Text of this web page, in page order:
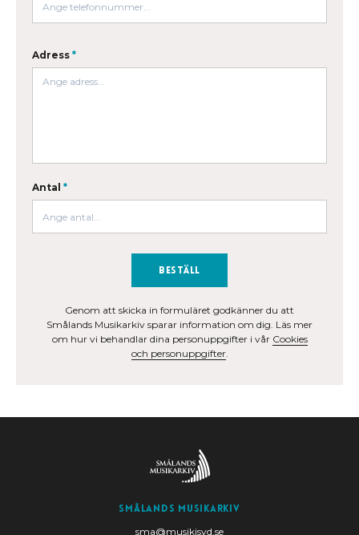
Adress *
Antal *
Beställ
Genom att skicka in formuläret godkänner du att
Smålands Musikarkiv sparar information om dig. Läs mer
om hur vi behandlar dina personuppgifter i vår Cookies
och personuppgifter.
Smålands Musikarkiv
sma@musikisyd.se